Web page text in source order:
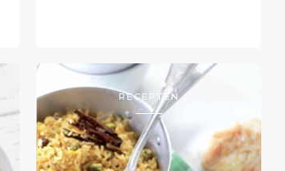
RECEPTEN